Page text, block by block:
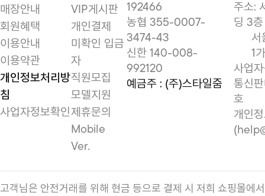
매장안내
회원혜택
이용안내
이용약관
개인정보처리방
침
사업자정보확인
VIP게시판
개인결제
미확인 입금
자
직원모집
모델지원
제휴문의
Mobile
Ver.
192466
농협 355-0007-
3474-43
신한 140-008-
992120
예금주 : (주)스타일줌
주소:
딩 3층
서
1
사업
통신
호
개인
고객님은 안전거래를 위해 현금 등으로 결제 시 저희 쇼핑몰에